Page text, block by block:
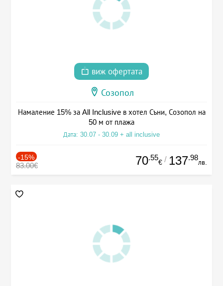
виж офертата
Созопол
Намаление 15% за All Inclusive в хотел Съни, Созопол на
50 м от плажа
Дата: 30.07 - 30.09 + all inclusive
-15%
83.00€ 70.55
€ / 137.98
лв.